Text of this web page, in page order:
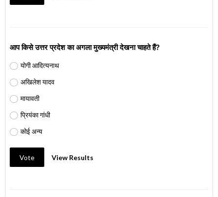
आप किसे उत्तर प्रदेश का अगला मुख्यमंत्री देखना चाहते हैं?
योगी आदित्यनाथ
अखिलेश यादव
मायावती
प्रियंका गांधी
कोई अन्य
Vote View Results